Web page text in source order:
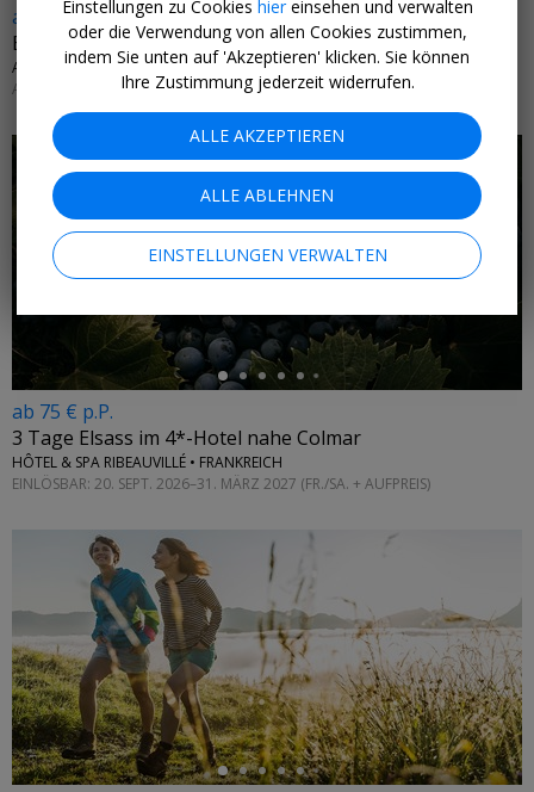
ab 240 € p.P.
Blumendorf Reith: 5 Tage in den Tiroler Bergen
ALPBACHTAL • ÖSTERREICH
AB SOFORT
ab 75 € p.P.
3 Tage Elsass im 4*-Hotel nahe Colmar
HÔTEL & SPA RIBEAUVILLÉ • FRANKREICH
EINLÖSBAR: 20. SEPT. 2026–31. MÄRZ 2027 (FR./SA. + AUFPREIS)
←
Einstellungen zu Cookies hiereinsehen und verwalten
oder die Verwendung von allen Cookies zustimmen,
indem Sie unten auf 'Akzeptieren' klicken. Sie können
Ihre Zustimmung jederzeit widerrufen.
ALLE AKZEPTIEREN
ALLE ABLEHNEN
EINSTELLUNGEN VERWALTEN